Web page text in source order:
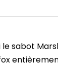
le sabot